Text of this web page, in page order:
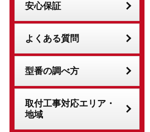
安心保証
よくある質問
型番の調べ方
取付工事対応エリア・
地域